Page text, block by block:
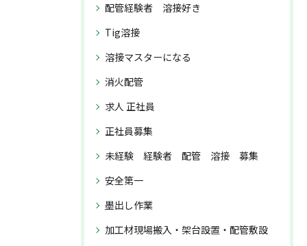
配管経験者 溶接好き
Tig溶接
溶接マスターになる
消火配管
求人 正社員
正社員募集
未経験 経験者 配管 溶接 募集
安全第一
墨出し作業
加工材現場搬入・架台設置・配管敷設